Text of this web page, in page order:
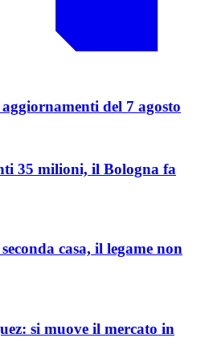
del 7 agosto
35 milioni, il Bologna fa
casa, il legame non
si muove il mercato in